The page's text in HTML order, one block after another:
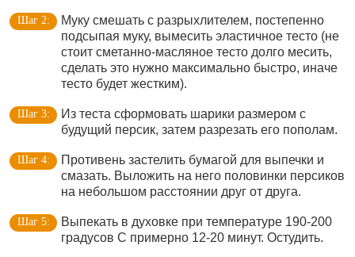
Муку смешать с разрыхлителем, постепенно
подсыпая муку, вымесить эластичное тесто (не
стоит сметанно-масляное тесто долго месить,
сделать это нужно максимально быстро, иначе
тесто будет жестким).
Из теста сформовать шарики размером с
будущий персик, затем разрезать его пополам.
Противень застелить бумагой для выпечки и
смазать. Выложить на него половинки персиков
на небольшом расстоянии друг от друга.
Выпекать в духовке при температуре 190-200
градусов С примерно 12-20 минут. Остудить.